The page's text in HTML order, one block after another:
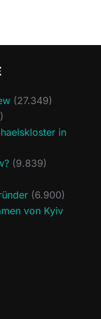
(27.349)
in
(9.839)
(6.900)
von Kyiv